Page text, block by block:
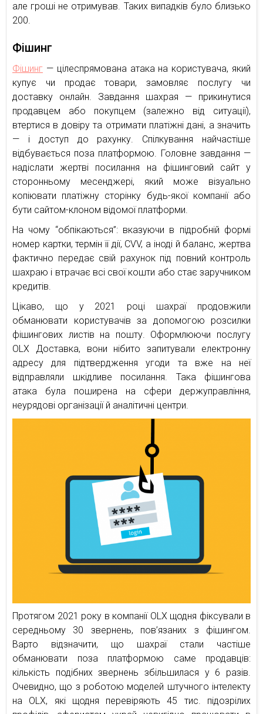
але гроші не отримував. Таких випадків було близько
200.
Фішинг
Фішинг — цілеспрямована атака на користувача, який
купує чи продає товари, замовляє послугу чи
доставку онлайн. Завдання шахрая — прикинутися
продавцем або покупцем (залежно від ситуації),
втертися в довіру та отримати платіжні дані, а значить
— і доступ до рахунку. Спілкування найчастіше
відбувається поза платформою. Головне завдання —
надіслати жертві посилання на фішинговий сайт у
сторонньому месенджері, який може візуально
копіювати платіжну сторінку будь-якої компанії або
бути сайтом-клоном відомої платформи.
На чому “обпікаються”: вказуючи в підробній формі
номер картки, термін її дії, CVV, а іноді й баланс, жертва
фактично передає свій рахунок під повний контроль
шахраю і втрачає всі свої кошти або стає заручником
кредитів.
Цікаво, що у 2021 році шахраї продовжили
обманювати користувачів за допомогою розсилки
фішингових листів на пошту. Оформлюючи послугу
OLX Доставка, вони нібито запитували електронну
адресу для підтвердження угоди та вже на неї
відправляли шкідливе посилання. Така фішингова
атака була поширена на сфери держуправління,
неурядові організації й аналітичні центри.
Протягом 2021 року в компанії OLX щодня фіксували в
середньому 30 звернень, пов’язаних з фішингом.
Варто відзначити, що шахраї стали частіше
обманювати поза платформою саме продавців:
кількість подібних звернень збільшилася у 6 разів.
Очевидно, що з роботою моделей штучного інтелекту
на OLX, які щодня перевіряють 45 тис. підозрілих